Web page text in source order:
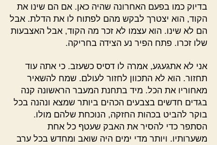
בדיוק כמו בפעם האחרונה שהיה כאן. אם הם שינו את
הקוד, הוא יצטרך לבקש מהם לפתוח לו את הדלת. אבל
הם לא שינו. הוא עצמו לא זכר מה הקוד, אבל האצבעות
שלו זכרו. פתח הפיר נע הצידה בחריקה.
אני לא אתגעגע, אמרה לו דסיס כשעזב. כי אתה עוד
תחזור. הוא לא התכוון לחזור לעולם. שמח להשאיר
מאחוריו את הכל. מיד בתחנת המעבר הראשונה קנה
בגדים חדשים בצבעים הכהים ביותר שמצא ונהנה בכל
בוקר להביט בכהות החזקה, הנוכחת שלהם מולו.
הסתפר כדי להסיר את האבק שעטף כל אחת
משערותיו. ויותר מדי ימים היה שואב ומחדש בכל ערב